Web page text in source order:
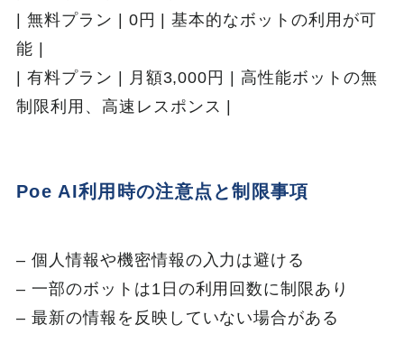
| 無料プラン | 0円 | 基本的なボットの利用が可
能 |
| 有料プラン | 月額3,000円 | 高性能ボットの無
制限利用、高速レスポンス |
Poe AI利用時の注意点と制限事項
– 個人情報や機密情報の入力は避ける
– 一部のボットは1日の利用回数に制限あり
– 最新の情報を反映していない場合がある